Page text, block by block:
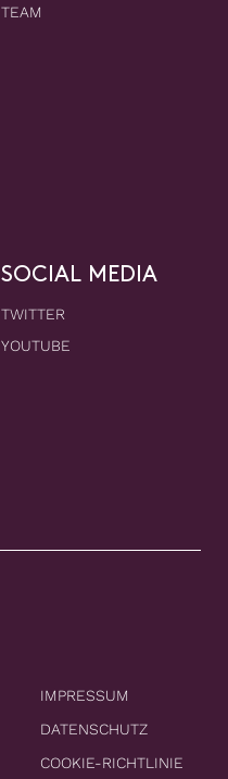
TEAM
SOCIAL MEDIA
TWITTER
YOUTUBE
IMPRESSUM
DATENSCHUTZ
COOKIE-RICHTLINIE